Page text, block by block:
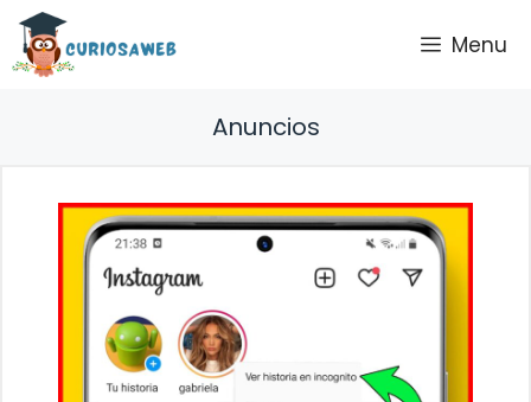
Saltar
contenido
Menu
Anuncios